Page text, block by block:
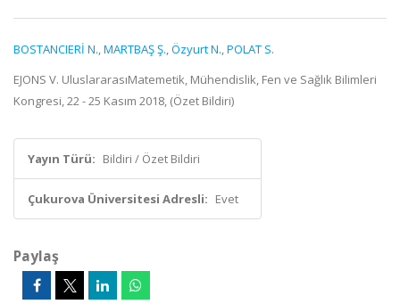
BOSTANCIERİ N.,MARTBAŞ Ş.,Özyurt N.,POLAT S.
EJONS V. UluslararasıMatemetik, Mühendislik, Fen ve Sağlık Bilimleri
Kongresi, 22 - 25 Kasım 2018, (Özet Bildiri)
Yayın Türü: Bildiri / Özet Bildiri
Çukurova Üniversitesi Adresli: Evet
Paylaş